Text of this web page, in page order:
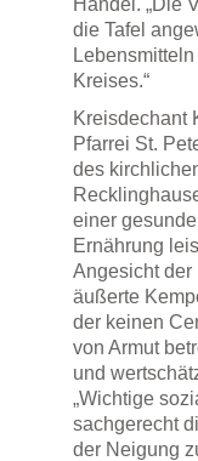
Handel. „Die
die Tafel
Kreises.“
Kreisdechant
Pfarrei St.
des
einer
Ernährung
Angesicht der
äußerte
der keinen
von Armut
und
„Wichtige
sachgerecht
der Neigung